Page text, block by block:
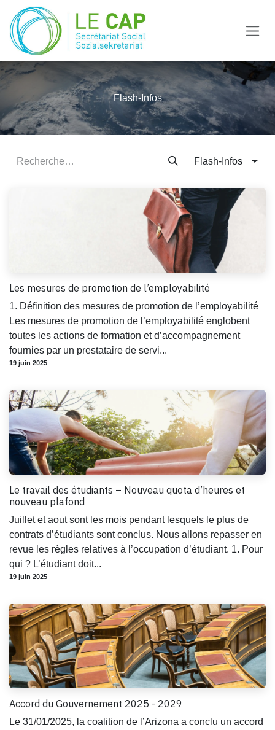
Se rendre au contenu
Flash-Infos
Flash-Infos
Les mesures de promotion de l’employabilité
1. Définition des mesures de promotion de l’employabilité
Les mesures de promotion de l’employabilité englobent
toutes les actions de formation et d’accompagnement
fournies par un prestataire de servi...
19 juin 2025
Le travail des étudiants – Nouveau quota d’heures et
nouveau plafond
Juillet et aout sont les mois pendant lesquels le plus de
contrats d’étudiants sont conclus. Nous allons repasser en
revue les règles relatives à l’occupation d’étudiant. 1. Pour
qui ? L’étudiant doit...
19 juin 2025
Accord du Gouvernement 2025 - 2029
Le 31/01/2025, la coalition de l’Arizona a conclu un accord